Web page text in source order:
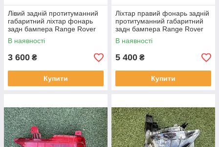
Лівий задній протитуманний
габаритний ліхтар фонарь
задн бампера Range Rover
L460 від 2021-рр LR152299
оригінал бв повністю р
В наявності
3 600 ₴
Купити
Ліхтар правий фонарь задній
протитуманний габаритний
задн бампера Range Rover
L460 від2021-рр, LR152295
оригінал повністю робо
В наявності
5 400 ₴
Купити